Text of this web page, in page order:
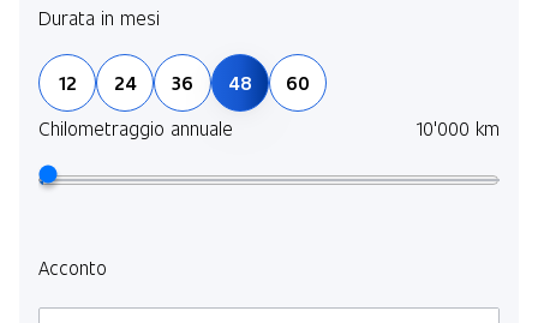
Durata in mesi
12 24 36 48
60
Chilometraggio annuale
10'000 km
Acconto